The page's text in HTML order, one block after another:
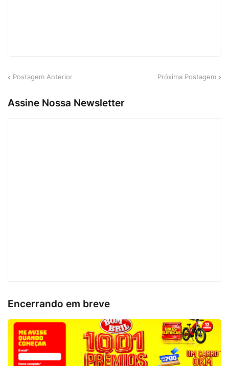
Postagem Anterior Próxima Postagem
Assine Nossa Newsletter
Encerrando em breve